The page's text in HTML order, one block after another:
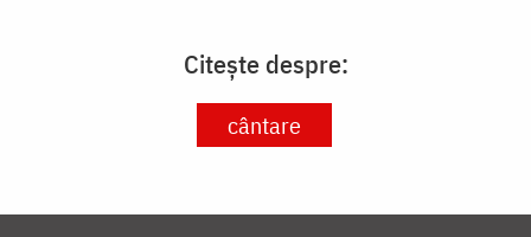
Citește despre:
cântare